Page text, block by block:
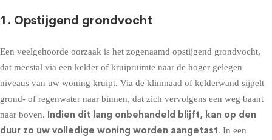
1. Opstijgend grondvocht
Een veelgehoorde oorzaak is het zogenaamd opstijgend grondvocht,
dat meestal via een kelder of kruipruimte naar de hoger gelegen
niveaus van uw woning kruipt. Via de klimnaad of kelderwand sijpelt
grond- of regenwater naar binnen, dat zich vervolgens een weg baant
naar boven. Indien dit lang onbehandeld blijft, kan op den
duur zo uw volledige woning worden aangetast. In een